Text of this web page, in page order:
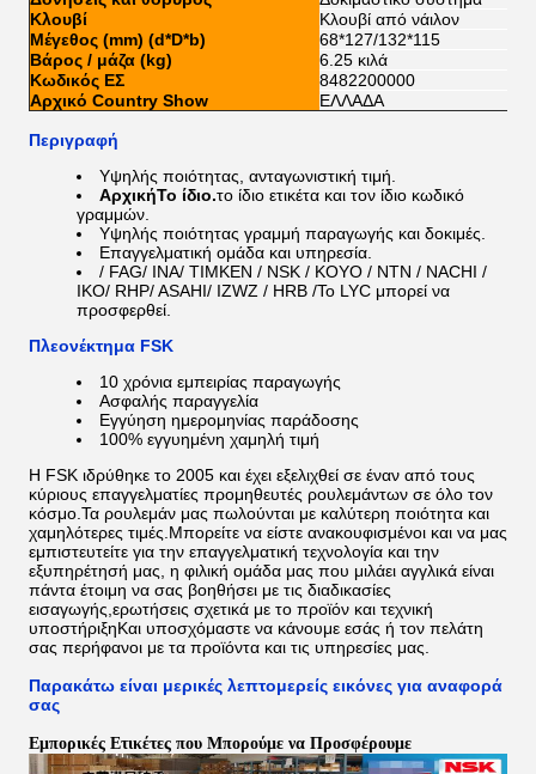
Κλουβί
Κλουβί από νάιλον
Μέγεθος (mm) (d*D*b)
68*127/132*115
Βάρος / μάζα (kg)
6.25 κιλά
Κωδικός ΕΣ
8482200000
Αρχικό Country Show
ΕΛΛΑΔΑ
Περιγραφή
Υψηλής ποιότητας, ανταγωνιστική τιμή.
ΑρχικήΤο ίδιο.το ίδιο ετικέτα και τον ίδιο κωδικό
γραμμών.
Υψηλής ποιότητας γραμμή παραγωγής και δοκιμές.
Επαγγελματική ομάδα και υπηρεσία.
/ FAG/ INA/ TIMKEN / NSK / KOYO / NTN / NACHI /
IKO/ RHP/ ASAHI/ IZWZ / HRB /Το LYC μπορεί να
προσφερθεί.
Πλεονέκτημα FSK
10 χρόνια εμπειρίας παραγωγής
Ασφαλής παραγγελία
Εγγύηση ημερομηνίας παράδοσης
100% εγγυημένη χαμηλή τιμή
Η FSK ιδρύθηκε το 2005 και έχει εξελιχθεί σε έναν από τους
κύριους επαγγελματίες προμηθευτές ρουλεμάντων σε όλο τον
κόσμο.Τα ρουλεμάν μας πωλούνται με καλύτερη ποιότητα και
χαμηλότερες τιμές.Μπορείτε να είστε ανακουφισμένοι και να μας
εμπιστευτείτε για την επαγγελματική τεχνολογία και την
εξυπηρέτησή μας, η φιλική ομάδα μας που μιλάει αγγλικά είναι
πάντα έτοιμη να σας βοηθήσει με τις διαδικασίες
εισαγωγής,ερωτήσεις σχετικά με το προϊόν και τεχνική
υποστήριξηΚαι υποσχόμαστε να κάνουμε εσάς ή τον πελάτη
σας περήφανοι με τα προϊόντα και τις υπηρεσίες μας.
Παρακάτω είναι μερικές λεπτομερείς εικόνες για αναφορά
σας
Εμπορικές Ετικέτες που Μπορούμε να Προσφέρουμε